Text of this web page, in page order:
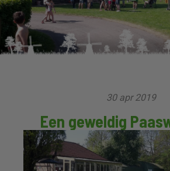
30 apr 2019
Een geweldig